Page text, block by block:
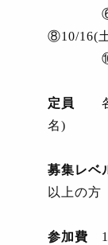
⑧10/16(
定員
名)
募集レベ
以上の方
参加費